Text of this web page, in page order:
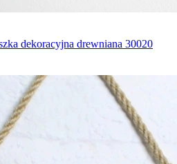
dekoracyjna drewniana 30020